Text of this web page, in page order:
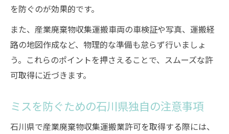
を防ぐのが効果的です。
また、産業廃棄物収集運搬車両の車検証や写真、運搬経
路の地図作成など、物理的な準備も怠らず行いましょ
う。これらのポイントを押さえることで、スムーズな許
可取得に近づきます。
ミスを防ぐための石川県独自の注意事項
石川県で産業廃棄物収集運搬業許可を取得する際には、